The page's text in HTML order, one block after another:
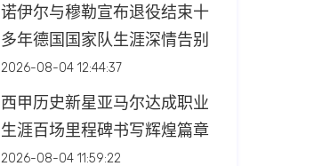
诺伊尔与穆勒宣布退役结束十
多年德国国家队生涯深情告别
2026-08-04 12:44:37
西甲历史新星亚马尔达成职业
生涯百场里程碑书写辉煌篇章
2026-08-04 11:59:22